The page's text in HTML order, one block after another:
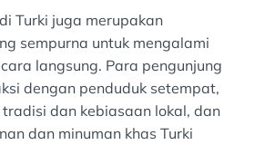
Turki juga merupakan
sempurna untuk mengalami
langsung. Para pengunjung
dengan penduduk setempat,
dan kebiasaan lokal, dan
dan minuman khas Turki